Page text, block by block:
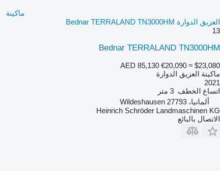
ماكينة
العزيق الدوارة Bednar TERRALAND TN3000HM
13
Bednar TERRALAND TN3000HM
AED 85,130 €20,090 ≈ $23,080
ماكينة العزيق الدوارة
2021
اتساع الخطف 3 متر
ألمانيا، 27793 Wildeshausen
Heinrich Schröder Landmaschinen KG
الاتصال بالبائع